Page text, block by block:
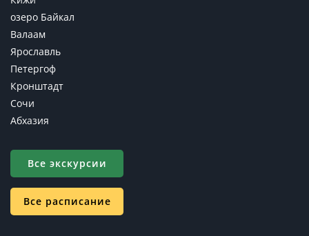
озеро Байкал
Валаам
Ярославль
Петергоф
Кронштадт
Сочи
Абхазия
Все экскурсии
Все расписание